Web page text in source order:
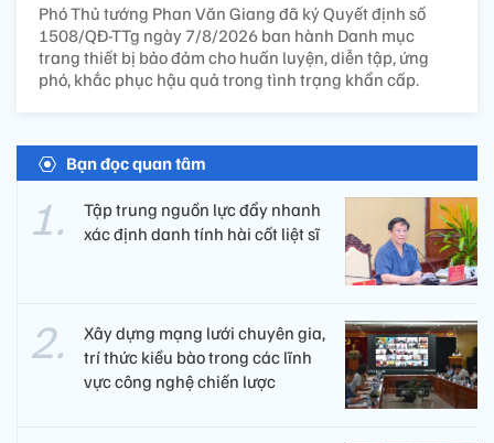
Phó Thủ tướng Phan Văn Giang đã ký Quyết định số
1508/QĐ-TTg ngày 7/8/2026 ban hành Danh mục
trang thiết bị bảo đảm cho huấn luyện, diễn tập, ứng
phó, khắc phục hậu quả trong tình trạng khẩn cấp.
Bạn đọc quan tâm
Tập trung nguồn lực đẩy nhanh
xác định danh tính hài cốt liệt sĩ
Xây dựng mạng lưới chuyên gia,
trí thức kiều bào trong các lĩnh
vực công nghệ chiến lược